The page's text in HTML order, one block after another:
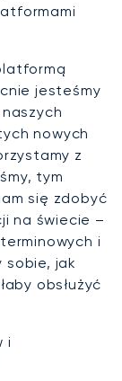
jesteśmy
nowych
z
tym
się zdobyć
na świecie –
i
sobie, jak
obsłużyć
i